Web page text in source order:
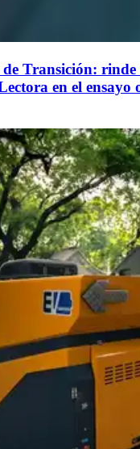
Transición: rinde
en el ensayo